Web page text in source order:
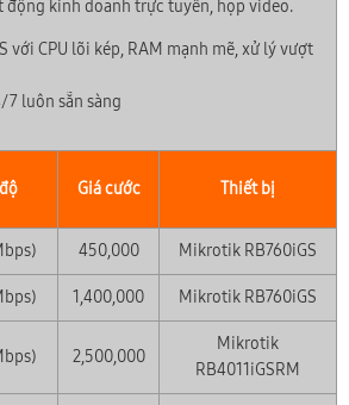
động kinh doanh trực tuyến, họp video.
với CPU lõi kép, RAM mạnh mẽ, xử lý vượt
luôn sẵn sàng
Giá cước Thiết bị
450,000 Mikrotik RB760iGS
1,400,000 Mikrotik RB760iGS
2,500,000
Mikrotik
RB4011iGSRM